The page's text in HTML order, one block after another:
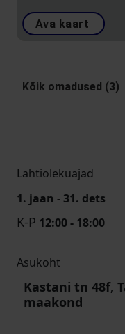
Ava kaart
Kõik omadused (3)
Lahtiolekuajad
1. jaan - 31. dets
K-P 12:00 - 18:00
Asukoht
Kastani tn 48f,
maakond